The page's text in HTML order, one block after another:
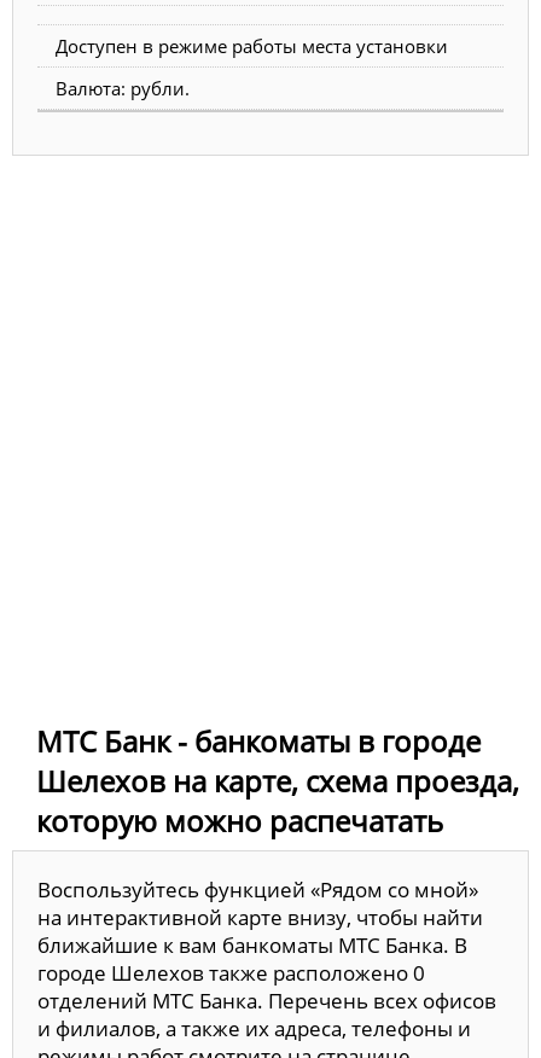
Доступен в режиме работы места установки
Валюта: рубли.
МТС Банк - банкоматы в городе
Шелехов на карте, схема проезда,
которую можно распечатать
Воспользуйтесь функцией «Рядом со мной»
на интерактивной карте внизу, чтобы найти
ближайшие к вам банкоматы МТС Банка. В
городе Шелехов также расположено 0
отделений МТС Банка. Перечень всех офисов
и филиалов, а также их адреса, телефоны и